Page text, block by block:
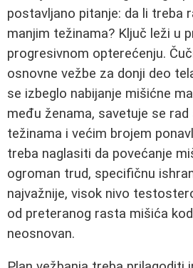
postavljano pitanje: da li treba
manjim težinama? Ključ leži u
progresivnom opterećenju.
osnovne vežbe za donji deo
se izbeglo nabijanje mišićne
među ženama, savetuje se rad
težinama i većim brojem
treba naglasiti da povećanje
ogroman trud, specifičnu
najvažnije, visok nivo
od preteranog rasta mišića
neosnovan.